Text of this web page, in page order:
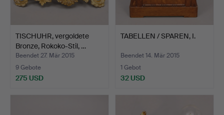
TISCHUHR, vergoldete
Bronze, Rokoko-Stil, …
Beendet 27. Mär 2015
9 Gebote
275 USD
TABELLEN / SPAREN, I.
Beendet 14. Mär 2015
1 Gebot
32 USD